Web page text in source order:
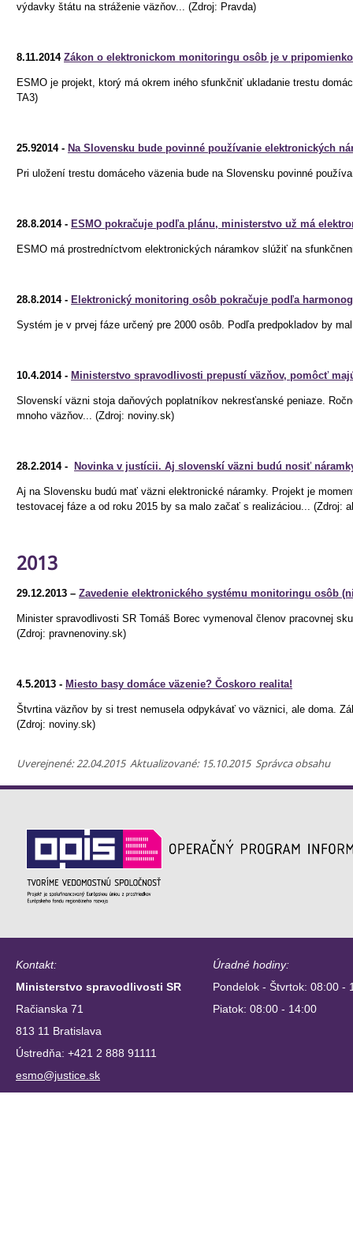
výdavky štátu na stráženie väzňov... (Zdroj: Pravda)
8.11.2014 Zákon o elektronickom monitoringu osôb je v
ESMO je projekt, ktorý má okrem iného sfunkčniť ukladanie trestu
TA3)
25.92014 - Na Slovensku bude povinné používanie elektronických
Pri uložení trestu domáceho väzenia bude na Slovensku povinné
28.8.2014 - ESMO pokračuje podľa plánu, ministerstvo už má
ESMO má prostredníctvom elektronických náramkov slúžiť na
28.8.2014 - Elektronický monitoring osôb pokračuje podľa
Systém je v prvej fáze určený pre 2000 osôb. Podľa predpokladov by
10.4.2014 - Ministerstvo spravodlivosti prepustí väzňov, pomôcť
Slovenskí väzni stoja daňových poplatníkov nekresťanské peniaze.
mnoho väzňov... (Zdroj: noviny.sk)
28.2.2014 - Novinka v justícii. Aj slovenskí väzni budú nosiť
Aj na Slovensku budú mať väzni elektronické náramky. Projekt je
testovacej fáze a od roku 2015 by sa malo začať s realizáciou... (Zdroj:
2013
29.12.2013 – Zavedenie elektronického systému monitoringu osôb
Minister spravodlivosti SR Tomáš Borec vymenoval členov pracovnej
(Zdroj: pravnenoviny.sk)
4.5.2013 - Miesto basy domáce väzenie? Čoskoro realita!
Štvrtina väzňov by si trest nemusela odpykávať vo väznici, ale doma.
(Zdroj: noviny.sk)
Uverejnené: 22.04.2015 Aktualizované: 15.10.2015 Správca obsahu
Kontakt:
Ministerstvo spravodlivosti SR
Račianska 71
813 11 Bratislava
Ústredňa: +421 2 888 91111
esmo@justice.sk
Úradné hodiny:
Pondelok - Štvrtok: 08:00 -
Piatok: 08:00 - 14:00